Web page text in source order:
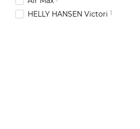
HELLY HANSEN Victori 1